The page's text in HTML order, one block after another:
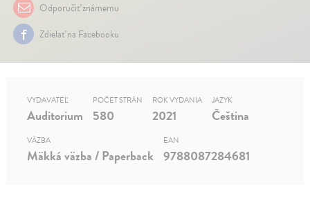
Odporučiť známemu
Zdielať na Facebooku
VYDAVATEĽ
Auditorium
POČET STRÁN
580
ROK VYDANIA
2021
JAZYK
Čeština
VÄZBA
Mäkká väzba / Paperback
EAN
9788087284681